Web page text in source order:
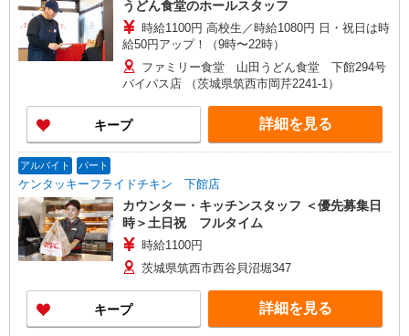
うどん食堂のホールスタッフ
時給1100円 高校生／時給1080円 日・祝日は時
給50円アップ！（9時〜22時）
ファミリー食堂 山田うどん食堂 下館294号
バイパス店 （茨城県筑西市岡芹2241-1）
キープ 詳細を見る
アルバイト パート
ケンタッキーフライドチキン 下館店
カウンター・キッチンスタッフ ＜優先募集日
時＞土日祝 フルタイム
時給1100円
茨城県筑西市西谷貝沼堀347
キープ 詳細を見る